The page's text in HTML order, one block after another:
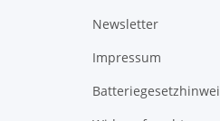
Newsletter
Impressum